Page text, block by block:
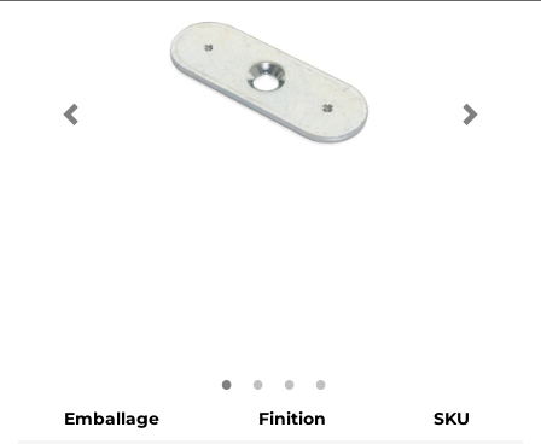
Emballage Finition
SKU